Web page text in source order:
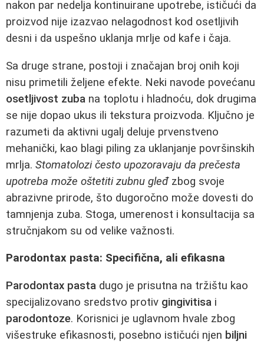
nakon par nedelja kontinuirane upotrebe, ističući da
proizvod nije izazvao nelagodnost kod osetljivih
desni i da uspešno uklanja mrlje od kafe i čaja.
Sa druge strane, postoji i značajan broj onih koji
nisu primetili željene efekte. Neki navode povećanu
osetljivost zuba na toplotu i hladnoću, dok drugima
se nije dopao ukus ili tekstura proizvoda. Ključno je
razumeti da aktivni ugalj deluje prvenstveno
mehanički, kao blagi piling za uklanjanje površinskih
mrlja. Stomatolozi često upozoravaju da prečesta
upotreba može oštetiti zubnu gleđzbog svoje
abrazivne prirode, što dugoročno može dovesti do
tamnjenja zuba. Stoga, umerenost i konsultacija sa
stručnjakom su od velike važnosti.
Parodontax pasta: Specifična, ali efikasna
Parodontax pasta dugo je prisutna na tržištu kao
specijalizovano sredstvo protiv gingivitisa i
parodontoze. Korisnici je uglavnom hvale zbog
višestruke efikasnosti, posebno ističući njen biljni